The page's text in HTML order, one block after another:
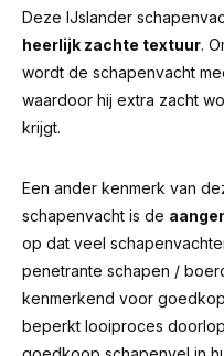
Deze IJslander
heerlijk zachte textuur.
wordt de schapenvacht
waardoor hij extra zacht
krijgt.
Een ander kenmerk van
schapenvacht is de
op dat veel
penetrante schapen /
kenmerkend voor
beperkt looiproces